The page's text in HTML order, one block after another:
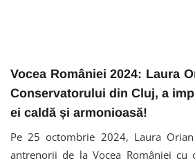
Vocea României 2024: Laura
Conservatorului din Cluj, a
ei caldă și armonioasă!
Pe 25 octombrie 2024, Laura
antrenorii de la Vocea României cu